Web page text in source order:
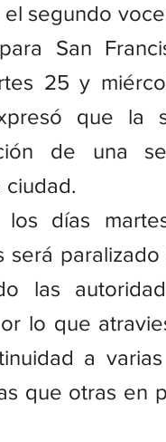
segundo
San
25 y
que la
de una
ciudad.
los días
será paralizado
las
lo que
a
que otras en